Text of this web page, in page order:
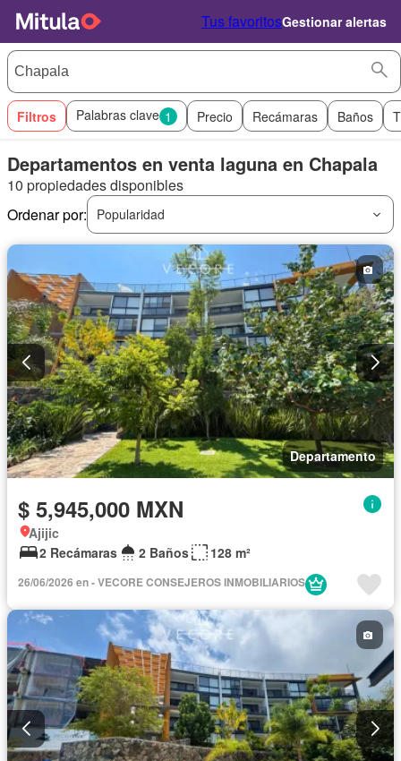
Tus favoritosGestionar alertas
Filtros Palabras clave 1 Precio Recámaras Baños
Departamentos en venta laguna en Chapala
10 propiedades disponibles
Ordenar por:
Popularidad
Departamento
$ 5,945,000 MXN
Ajijic
2 Recámaras
2 Baños 128 m²
26/06/2026 en - VECORE CONSEJEROS INMOBILIARIOS